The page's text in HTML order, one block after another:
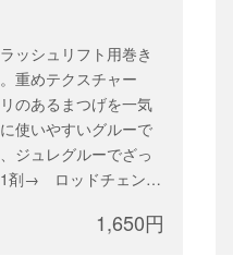
ッシュリフト用巻き
重めテクスチャー
のあるまつげを一気
使いやすいグルーで
ジュレグルーでざっ
剤→ ロッドチェン
1,650円